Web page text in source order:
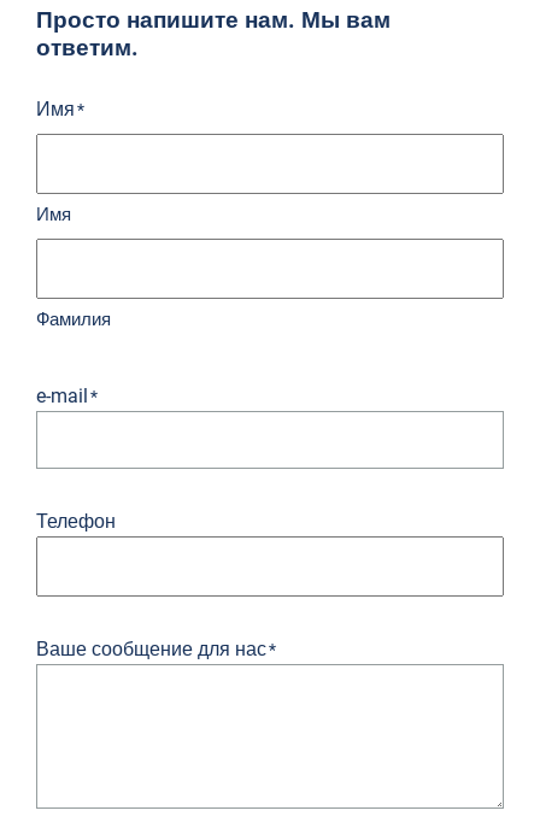
Просто напишите нам. Мы вам
ответим.
Имя*
Имя
Фамилия
e-mail*
Телефон
Ваше сообщение для нас*